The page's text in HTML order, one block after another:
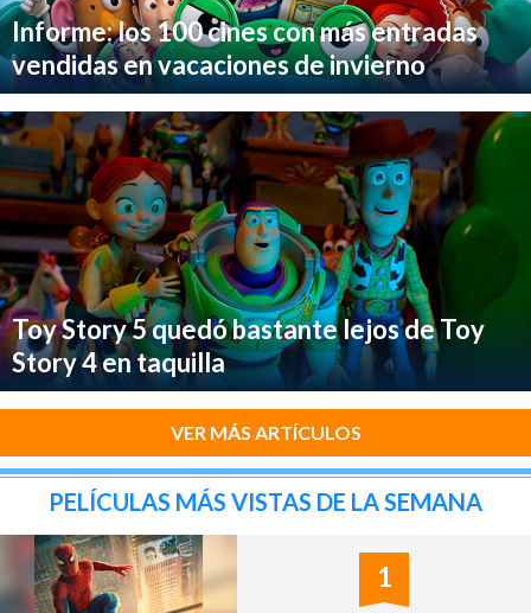
Informe: los 100 cines con más entradas
vendidas en vacaciones de invierno
Toy Story 5 quedó bastante lejos de Toy
Story 4 en taquilla
VER MÁS ARTÍCULOS
PELÍCULAS MÁS VISTAS DE LA SEMANA
1